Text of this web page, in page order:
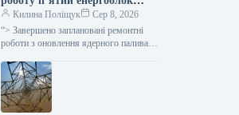
після планового технічного
обслуговування.
Килина Поліщук
Сер 8, 2026
“> Завершено заплановані ремонтні
роботи з оновлення ядерного палива
електростанцій, а також технічне
обслуговування двох…